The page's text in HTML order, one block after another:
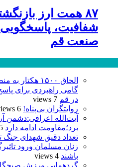
۸۷ همت ارز
شفافیت، پاسخگویی
صنعت قم
الحاق ۱۵۰۰
گامی راهبردی برای
در قم 7 views
روایتگران بی‌پناه! 6 views
آیت‌الله اعرافی:دشمن
برد؛مقاومت ادامه دارد 5 views
تعداد دقیق شهدای جنگ
زنان مسلمان ورود
باشند 4 views
گردهمایی ورزش